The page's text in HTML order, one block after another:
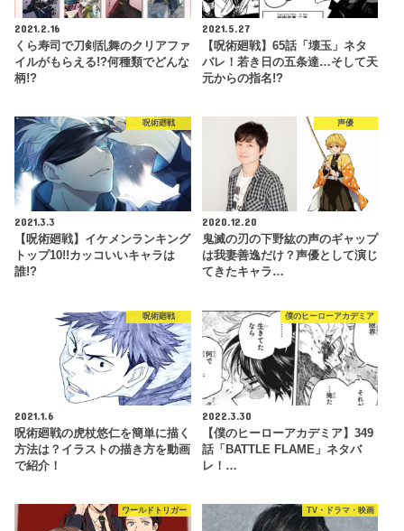
2021.2.16
くら寿司で刀剣乱舞のクリアファ
イルがもらえる!?何種類でどんな
柄!?
2021.5.27
【呪術廻戦】65話「壊玉」ネタ
バレ！若き日の五条達…そして天
元からの指名!?
呪術廻戦
2021.3.3
【呪術廻戦】イケメンランキング
トップ10!!カッコいいキャラは
誰!?
声優
2020.12.20
鬼滅の刃の下野紘の声のギャップ
は我妻善逸だけ？声優として演じ
てきたキャラ…
呪術廻戦
2021.1.6
呪術廻戦の虎杖悠仁を簡単に描く
方法は？イラストの描き方を動画
で紹介！
僕のヒーローアカデミア
2022.3.30
【僕のヒーローアカデミア】349
話「BATTLE FLAME」ネタバ
レ！…
ワールドトリガー TV・ドラマ・映画